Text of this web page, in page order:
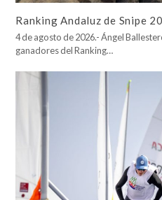
Ranking Andaluz de Snipe
4 de agosto de 2026.- Ángel
ganadores del Ranking…